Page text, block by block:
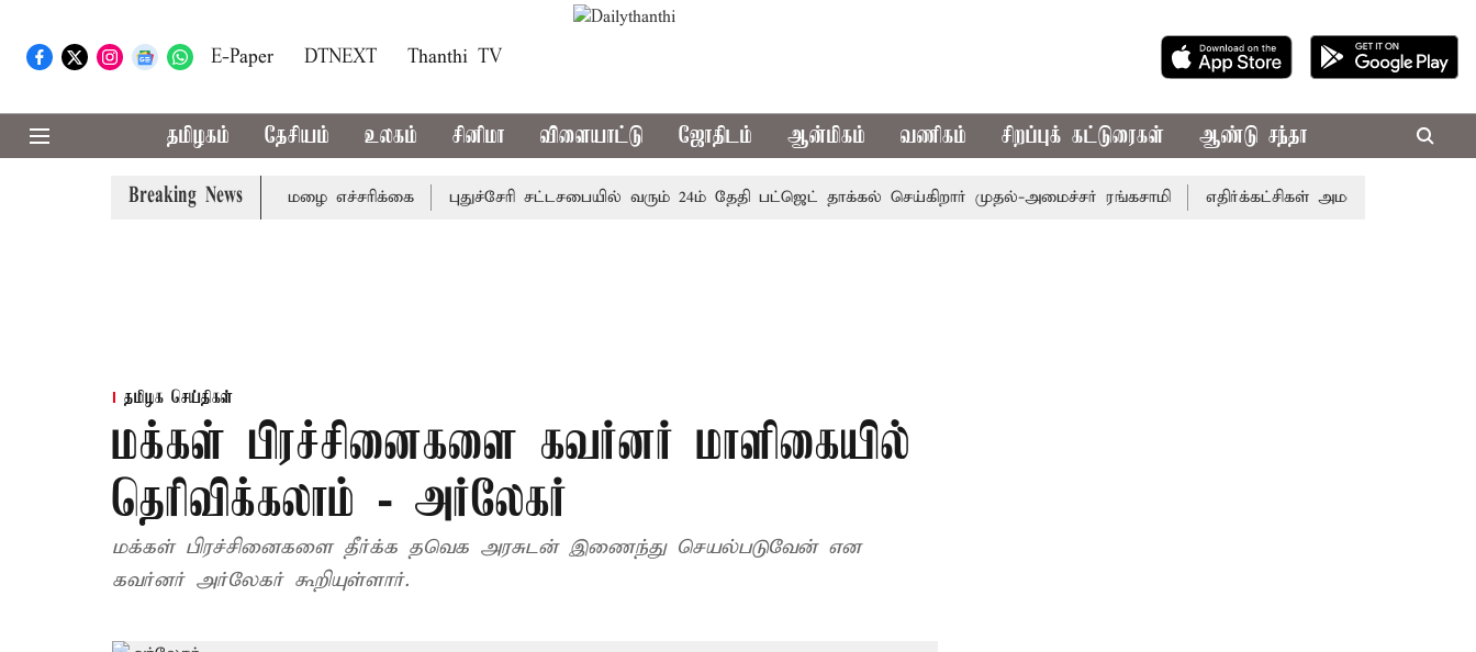
E-Paper DTNEXT Thanthi TV
தமிழகம் தேசியம் உலகம் சினிமா விளையாட்டு ஜோதிடம் ஆன்மிகம் வணிகம் சிறப்புக் கட்டுரைகள் ஆண்டு சந்தா
Breaking News
ஆகிய மாவட்டங்களுக்கு கன மழை எச்சரிக்கை புதுச்சேரி சட்டசபையில் வரும் 24ம் தேதி பட்ஜெட் தாக்கல் செய்கிறார் முதல்-அமைச்சர் ரங்கசாமி எதிர்க்கட்சிகள் அமளி: நாடாளுமன்ற
தமிழக செய்திகள்
மக்கள் பிரச்சினைகளை கவர்னர் மாளிகையில்
தெரிவிக்கலாம் - அர்லேகர்
மக்கள் பிரச்சினைகளை தீர்க்க தவெக அரசுடன் இணைந்து செயல்படுவேன் என
கவர்னர் அர்லேகர் கூறியுள்ளார்.